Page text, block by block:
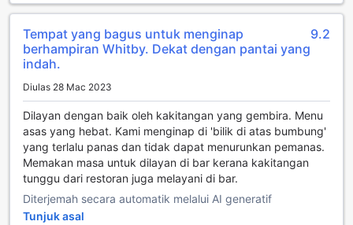
menikmati segelas wain sambil berborak dengan rakan-
rakan atau keluarga.
Selain itu, taman yang luas di sekitar hotel juga
menawarkan ruang yang sempurna untuk bersantai dan
kesempatan untuk berjalan-jalan di dalam taman yang
bangku sambil membaca buku. Taman ini bukan sahaja
menjadi tempat untuk berehat tetapi juga menyediakan
ruang untuk aktiviti luar seperti berkelah atau permainan
ringan. Dengan gabungan bar yang menarik dan taman
yang menenangkan, Dunsley Hall Country House Hotel
memastikan setiap tetamu menikmati pengalaman hiburan
yang tidak akan dilupakan.
Tempat yang bagus untuk menginap
berhampiran Whitby. Dekat dengan pantai yang
indah.
9.2
Diulas 28 Mac 2023
Dilayan dengan baik oleh kakitangan yang gembira. Menu
asas yang hebat. Kami menginap di 'bilik di atas bumbung'
yang terlalu panas dan tidak dapat menurunkan pemanas.
Memakan masa untuk dilayan di bar kerana kakitangan
tunggu dari restoran juga melayani di bar.
Diterjemah secara automatik melalui AI generatif
Tunjuk asal